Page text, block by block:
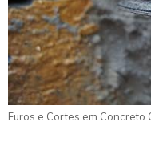
Furos e Cortes em Concreto